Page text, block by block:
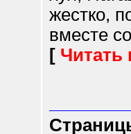
жестко,
вместе
[ Читать